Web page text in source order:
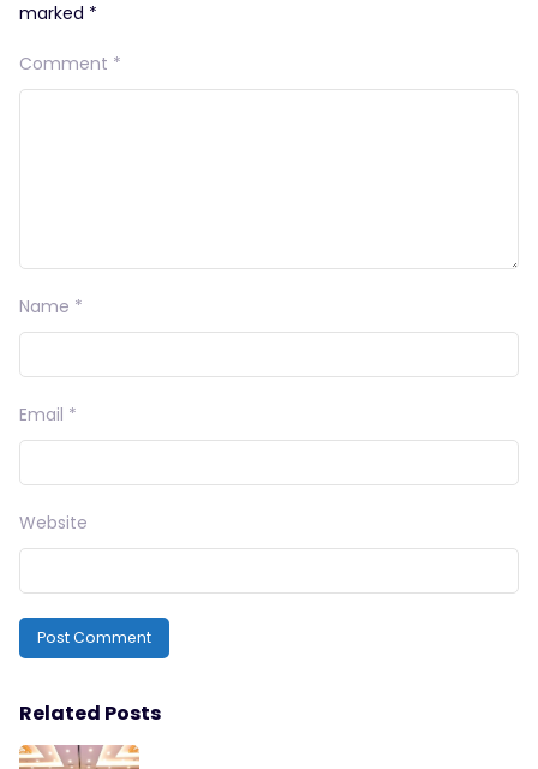
marked *
Comment *
Name *
Email *
Website
Related Posts